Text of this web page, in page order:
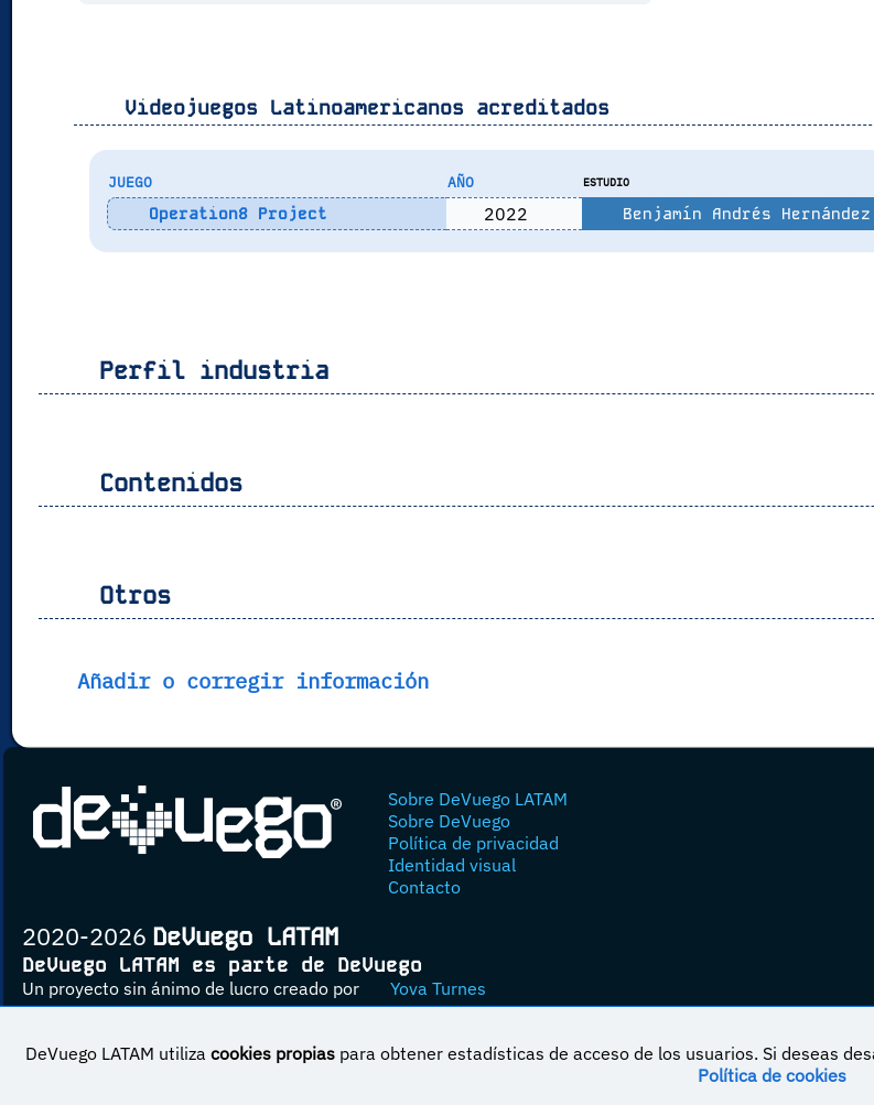
Videojuegos Latinoamericanos acreditados
JUEGO AÑO ESTUDIO
Operation8 Project 2022 Benjamín Andrés
Perfil industria
Contenidos
Otros
Añadir o corregir información
Sobre DeVuego LATAM
Sobre DeVuego
Política de privacidad
Identidad visual
Contacto
2020-2026 DeVuego LATAM
DeVuego LATAM es parte de DeVuego
Un proyecto sin ánimo de lucro creado por Yova Turnes
Esta obra está bajo una licencia de Creative Commons Reconocimiento-
DeVuego LATAM utiliza cookies propiaspara obtener estadísticas de acceso de los usuarios. Si deseas
Política de cookies